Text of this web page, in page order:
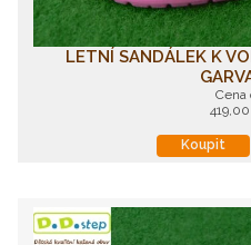
LETNÍ SANDÁLEK K
Cena
Koupit